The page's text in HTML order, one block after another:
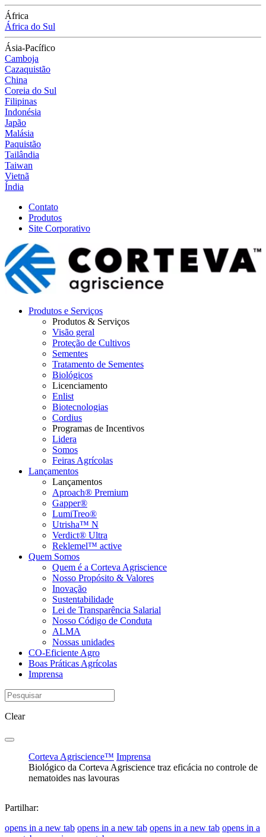
África
África do Sul
Ásia-Pacífico
Camboja
Cazaquistão
China
Coreia do Sul
Filipinas
Indonésia
Japão
Malásia
Paquistão
Tailândia
Taiwan
Vietnã
Índia
Contato
Produtos
Site Corporativo
Produtos e Serviços
Produtos & Serviços
Visão geral
Proteção de Cultivos
Sementes
Tratamento de Sementes
Biológicos
Licenciamento
Enlist
Biotecnologias
Cordius
Programas de Incentivos
Lidera
Somos
Feiras Agrícolas
Lançamentos
Lançamentos
Aproach® Premium
Gapper®
LumiTreo®
Utrisha™ N
Verdict® Ultra
Reklemel™ active
Quem Somos
Quem é a Corteva Agriscience
Nosso Propósito & Valores
Inovação
Sustentabilidade
Lei de Transparência Salarial
Nosso Código de Conduta
ALMA
Nossas unidades
CO-Eficiente Agro
Boas Práticas Agrícolas
Imprensa
Clear
Corteva Agriscience™ Imprensa
Biológico da Corteva Agriscience traz eficácia no controle de
nematoides nas lavouras
Partilhar:
opens in a new tab opens in a new tab opens in a new tab opens in a